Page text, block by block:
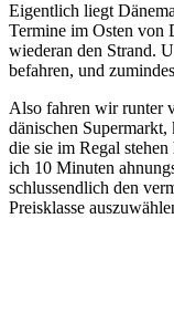
Eigentlich liegt
Termine im Osten von
wiederan den Strand.
befahren, und
Also fahren wir runter
dänischen
die sie im Regal
ich 10 Minuten
schlussendlich den
Preisklasse